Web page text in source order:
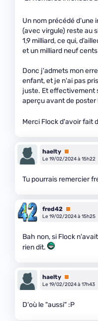
Un nom précédé
(avec virgule) reste au
1,9 milliard, ce qui,
et un milliard neuf
Donc j'admets mon
enfant, et je n'ai pas
juste. Et effectivement
aperçu avant de poster
Merci Flock d'avoir fait
haelty Premium
Le 19/02/2024 à 15h22
Tu pourrais remercier
fred42 Premium
Le 19/02/2024 à 15h25
Bah non, si Flock
rien dit.
haelty Premium
Le 19/02/2024 à 17h43
D'où le "aussi" :P